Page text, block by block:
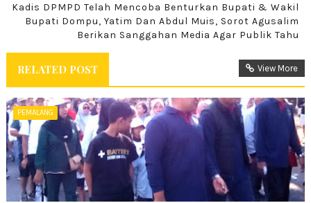
‎Kadis DPMPD Telah Mencoba Benturkan Bupati & Wakil
Bupati Dompu, Yatim Dan Abdul Muis, Sorot Agusalim
Berikan Sanggahan Media Agar Publik Tahu
RELATED POST View More
PEMALANG